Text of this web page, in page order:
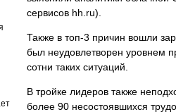
сервисов hh.ru).
Также в топ-3 причин вошли
был неудовлетворен уровнем
сотни таких ситуаций.
В тройке лидеров также
более 90 несостоявшихся